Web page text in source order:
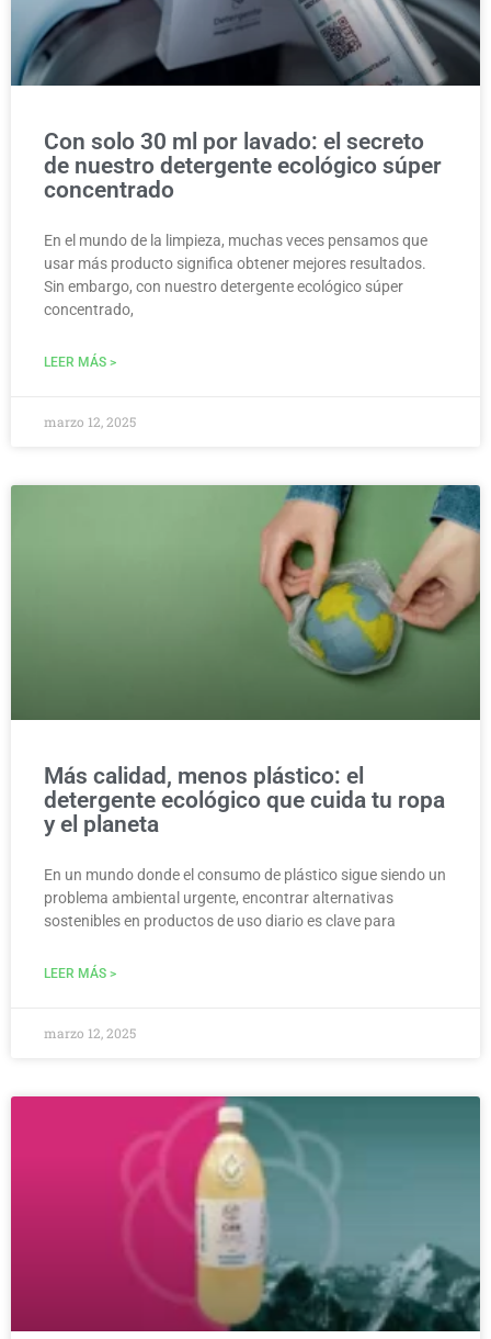
Con solo 30 ml por lavado: el secreto
de nuestro detergente ecológico súper
concentrado
En el mundo de la limpieza, muchas veces pensamos que
usar más producto significa obtener mejores resultados.
Sin embargo, con nuestro detergente ecológico súper
concentrado,
LEER MÁS >
marzo 12, 2025
MEDIO AMBIENTE
Más calidad, menos plástico: el
detergente ecológico que cuida tu ropa
y el planeta
En un mundo donde el consumo de plástico sigue siendo un
problema ambiental urgente, encontrar alternativas
sostenibles en productos de uso diario es clave para
LEER MÁS >
marzo 12, 2025